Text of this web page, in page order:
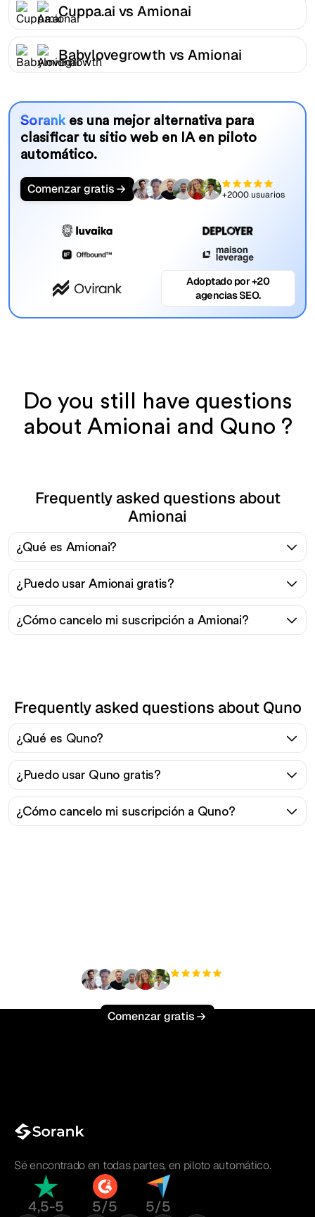
Cuppa.ai vs Amionai
Babylovegrowth vs Amionai
Sorankes una mejor alternativa para
clasificar tu sitio web en IA en piloto
automático.
Comenzar gratis +2000 usuarios
Adoptado por +20
agencias SEO.
Do you still have questions
about Amionai and Quno ?
Frequently asked questions about
Amionai
¿Qué es Amionai?
¿Puedo usar Amionai gratis?
¿Cómo cancelo mi suscripción a Amionai?
Frequently asked questions about Quno
¿Qué es Quno?
¿Puedo usar Quno gratis?
¿Cómo cancelo mi suscripción a Quno?
Comenzar gratis
Sé encontrado en todas partes, en piloto automático.
4,5-5 5/5 5/5